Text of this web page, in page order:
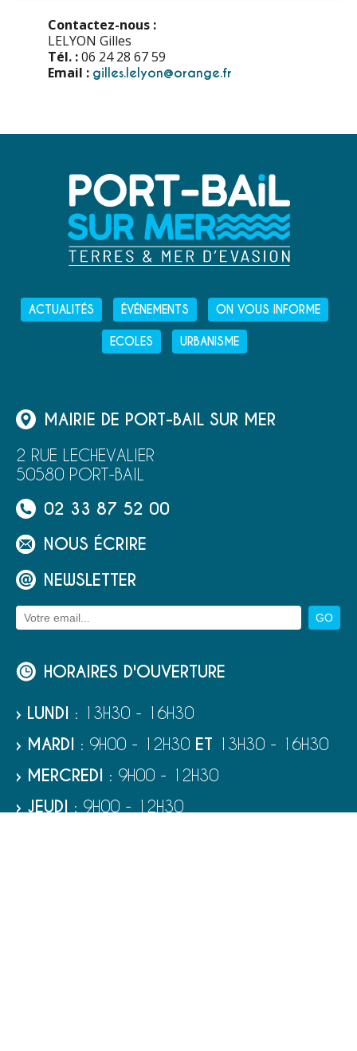
Contactez-nous :
LELYON Gilles
Tél. :06 24 28 67 59
Email : gilles.lelyon@orange.fr
ACTUALITÉS ÉVÉNEMENTS ON VOUS INFORME
ECOLES URBANISME
MAIRIE DE PORT-BAIL SUR MER
2 RUE LECHEVALIER
50580 PORT-BAIL
02 33 87 52 00
NOUS ÉCRIRE
NEWSLETTER
HORAIRES D'OUVERTURE
› LUNDI : 13H30 - 16H30
› MARDI : 9H00 - 12H30 ET 13H30 - 16H30
› MERCREDI : 9H00 - 12H30
› JEUDI : 9H00 - 12H30